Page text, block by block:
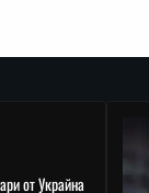
от Украйна